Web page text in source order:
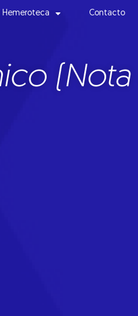
Hemeroteca Contacto